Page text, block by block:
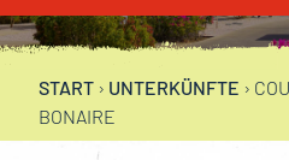
START › UNTERKÜNFTE ›
BONAIRE